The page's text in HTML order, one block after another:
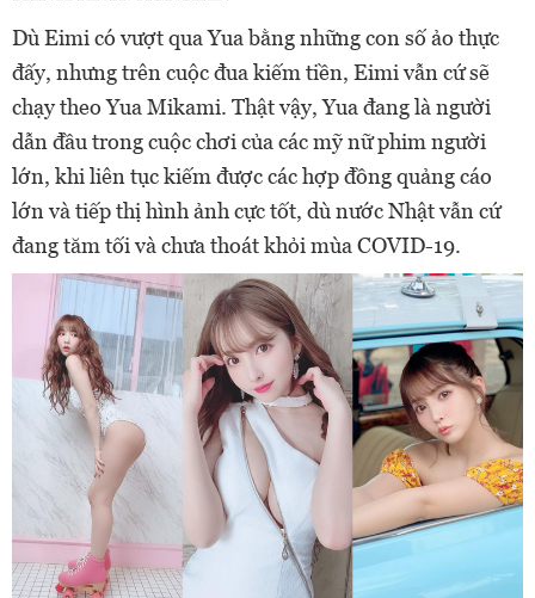
Dù Eimi có vượt qua Yua bằng những con số ảo thực
đấy, nhưng trên cuộc đua kiếm tiền, Eimi vẫn cứ sẽ
chạy theo Yua Mikami. Thật vậy, Yua đang là người
dẫn đầu trong cuộc chơi của các mỹ nữ phim người
lớn, khi liên tục kiếm được các hợp đồng quảng cáo
lớn và tiếp thị hình ảnh cực tốt, dù nước Nhật vẫn cứ
đang tăm tối và chưa thoát khỏi mùa COVID-19.